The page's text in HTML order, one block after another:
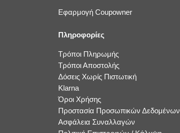
Εφαρμογή Coupowner
Πληροφορίες
Τρόποι Πληρωμής
Τρόποι Αποστολής
Δόσεις Χωρίς Πιστωτική
Klarna
Όροι Χρήσης
Προστασία Προσωπικών Δεδομένων
Ασφάλεια Συναλλαγών